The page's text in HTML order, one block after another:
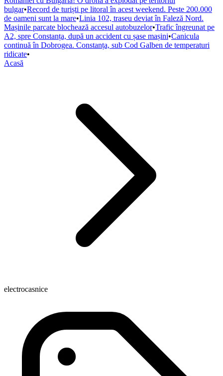
bulgar•Record de turiști pe litoral în acest weekend. Peste 200.000
de oameni sunt la mare•Linia 102, traseu deviat în Faleză Nord.
Mașinile parcate blochează accesul autobuzelor•Trafic îngreunat pe
A2, spre Constanța, după un accident cu șase mașini•Canicula
continuă în Dobrogea. Constanța, sub Cod Galben de temperaturi
ridicate•
Acasă
electrocasnice